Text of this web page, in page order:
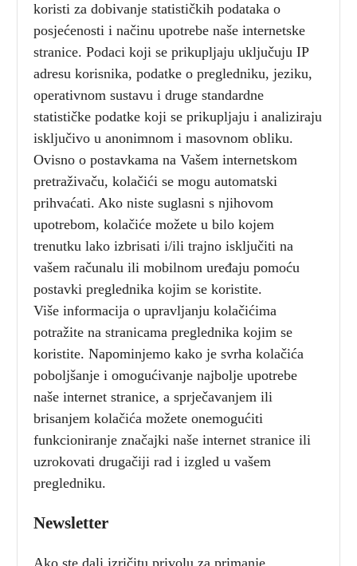
koristi za dobivanje statističkih podataka o
posjećenosti i načinu upotrebe naše internetske
stranice. Podaci koji se prikupljaju uključuju IP
adresu korisnika, podatke o pregledniku, jeziku,
operativnom sustavu i druge standardne
statističke podatke koji se prikupljaju i analiziraju
isključivo u anonimnom i masovnom obliku.
Ovisno o postavkama na Vašem internetskom
pretraživaču, kolačići se mogu automatski
prihvaćati. Ako niste suglasni s njihovom
upotrebom, kolačiće možete u bilo kojem
trenutku lako izbrisati i/ili trajno isključiti na
vašem računalu ili mobilnom uređaju pomoću
postavki preglednika kojim se koristite.
Više informacija o upravljanju kolačićima
potražite na stranicama preglednika kojim se
koristite. Napominjemo kako je svrha kolačića
poboljšanje i omogućivanje najbolje upotrebe
naše internet stranice, a sprječavanjem ili
brisanjem kolačića možete onemogućiti
funkcioniranje značajki naše internet stranice ili
uzrokovati drugačiji rad i izgled u vašem
pregledniku.
Newsletter